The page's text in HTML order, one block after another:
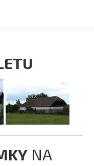
NA